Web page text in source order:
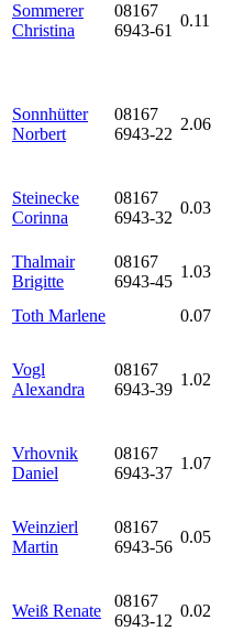
Sommerer
Christina
08167
6943-61
0.11
Sonnhütter
Norbert
08167
6943-22
2.06
Steinecke
Corinna
08167
6943-32
0.03
Thalmair
Brigitte
08167
6943-45
1.03
Toth Marlene
0.07
Vogl
Alexandra
08167
6943-39
1.02
Vrhovnik
Daniel
08167
6943-37
1.07
Weinzierl
Martin
08167
6943-56
0.05
Weiß Renate
08167
6943-12
0.02